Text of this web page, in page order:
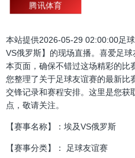
腾讯体育
本站提供2026-05-29 02:00:00足
VS俄罗斯】的现场直播。喜爱足
本页面，确保不错过这场精彩的比
您整理了关于足球友谊赛的最新比
交锋记录和赛程安排。这里是您获
点，敬请关注。
【赛事名称】：埃及VS俄罗斯
【赛事分类】： 足球友谊赛